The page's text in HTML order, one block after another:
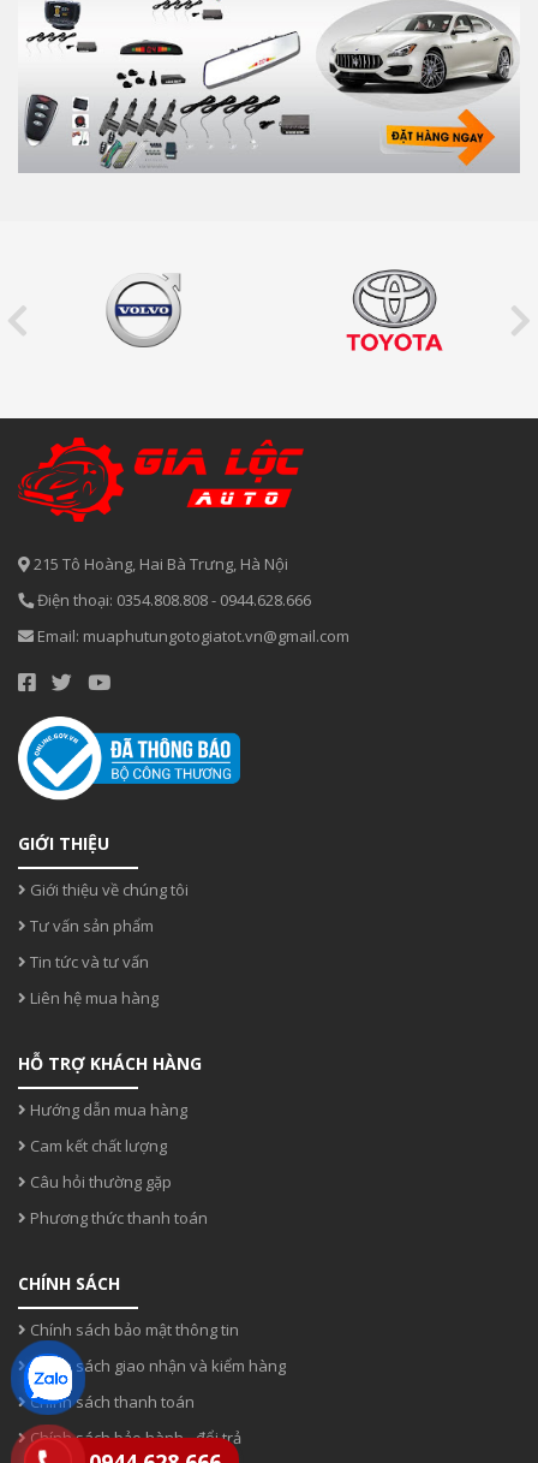
215 Tô Hoàng, Hai Bà Trưng, Hà Nội
Điện thoại: 0354.808.808- 0944.628.666
Email: muaphutungotogiatot.vn@gmail.com
GIỚI THIỆU
Giới thiệu về chúng tôi
Tư vấn sản phẩm
Tin tức và tư vấn
Liên hệ mua hàng
HỖ TRỢ KHÁCH HÀNG
Hướng dẫn mua hàng
Cam kết chất lượng
Câu hỏi thường gặp
Phương thức thanh toán
CHÍNH SÁCH
Chính sách bảo mật thông tin
Chính sách giao nhận và kiểm hàng
Chính sách thanh toán
Chính sách bảo hành - đổi trả